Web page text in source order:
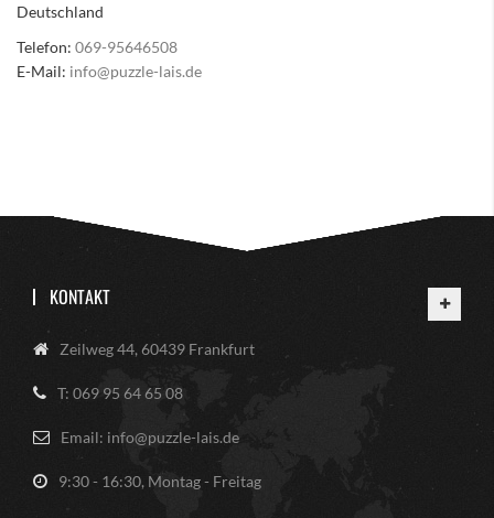
Deutschland
Telefon: 069-95646508
E-Mail: info@puzzle-lais.de
KONTAKT
Zeilweg 44, 60439 Frankfurt
T: 069 95 64 65 08
Email: info@puzzle-lais.de
9:30 - 16:30, Montag - Freitag